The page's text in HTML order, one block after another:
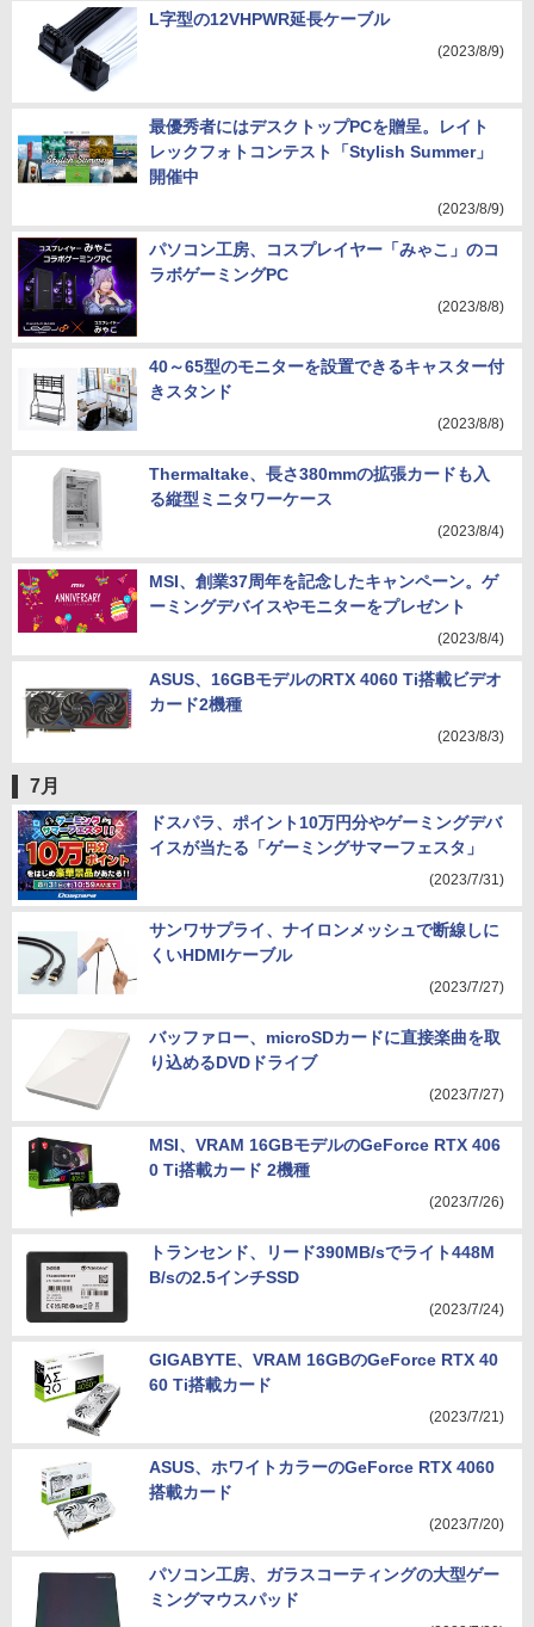
L字型の12VHPWR延長ケーブル
(2023/8/9)
最優秀者にはデスクトップPCを贈呈。レイト
レックフォトコンテスト「Stylish Summer」
開催中
(2023/8/9)
パソコン工房、コスプレイヤー「みゃこ」のコ
ラボゲーミングPC
(2023/8/8)
40～65型のモニターを設置できるキャスター付
きスタンド
(2023/8/8)
Thermaltake、長さ380mmの拡張カードも入
る縦型ミニタワーケース
(2023/8/4)
MSI、創業37周年を記念したキャンペーン。ゲ
ーミングデバイスやモニターをプレゼント
(2023/8/4)
ASUS、16GBモデルのRTX 4060 Ti搭載ビデオ
カード2機種
(2023/8/3)
7月
ドスパラ、ポイント10万円分やゲーミングデバ
イスが当たる「ゲーミングサマーフェスタ」
(2023/7/31)
サンワサプライ、ナイロンメッシュで断線しに
くいHDMIケーブル
(2023/7/27)
バッファロー、microSDカードに直接楽曲を取
り込めるDVDドライブ
(2023/7/27)
MSI、VRAM 16GBモデルのGeForce RTX 406
0 Ti搭載カード 2機種
(2023/7/26)
トランセンド、リード390MB/sでライト448M
B/sの2.5インチSSD
(2023/7/24)
GIGABYTE、VRAM 16GBのGeForce RTX 40
60 Ti搭載カード
(2023/7/21)
ASUS、ホワイトカラーのGeForce RTX 4060
搭載カード
(2023/7/20)
パソコン工房、ガラスコーティングの大型ゲー
ミングマウスパッド